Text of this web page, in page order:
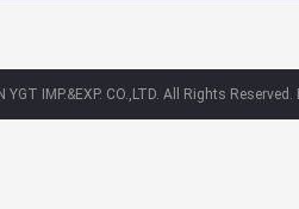
IMP.&EXP. CO.,LTD. All Rights Reserved.